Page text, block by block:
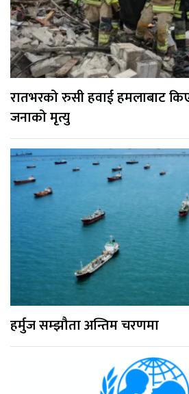
रातभरको रुसी हवाई हमलाबाट
जनाको मृत्यु
हर्मुज सम्झौता अन्तिम चरणमा